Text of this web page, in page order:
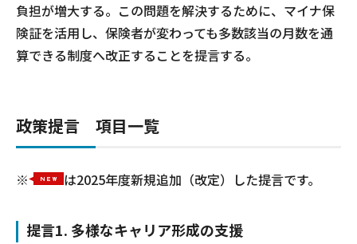
負担が増大する。この問題を解決するために、マイナ保
険証を活用し、保険者が変わっても多数該当の月数を通
算できる制度へ改正することを提言する。
政策提言 項目一覧
※ は2025年度新規追加（改定）した提言です。
提言1. 多様なキャリア形成の支援